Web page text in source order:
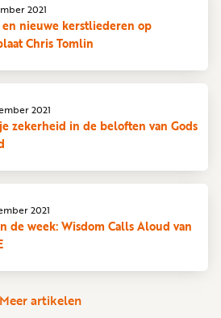
nieuwe kerstliederen op
Chris Tomlin
2021
zekerheid in de beloften van Gods
2021
de week: Wisdom Calls Aloud van
2021
Meer artikelen